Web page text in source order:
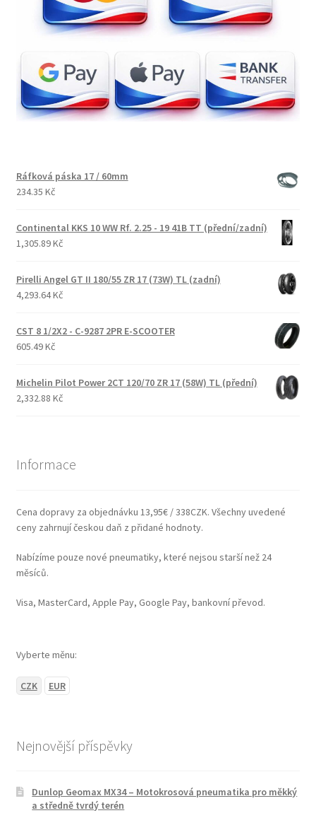
Ráfková páska 17 / 60mm
234.35 Kč
Continental KKS 10 WW Rf. 2.25 - 19 41B TT (přední/zadní)
1,305.89 Kč
Pirelli Angel GT II 180/55 ZR 17 (73W) TL (zadní)
4,293.64 Kč
CST 8 1/2X2 - C-9287 2PR E-SCOOTER
605.49 Kč
Michelin Pilot Power 2CT 120/70 ZR 17 (58W) TL (přední)
2,332.88 Kč
Informace
Cena dopravy za objednávku 13,95€ / 338CZK. Všechny uvedené
ceny zahrnují českou daň z přidané hodnoty.
Nabízíme pouze nové pneumatiky, které nejsou starší než 24
měsíců.
Visa, MasterCard, Apple Pay, Google Pay, bankovní převod.
Vyberte měnu:
CZK EUR
Nejnovější příspěvky
Dunlop Geomax MX34 – Motokrosová pneumatika pro měkký
a středně tvrdý terén